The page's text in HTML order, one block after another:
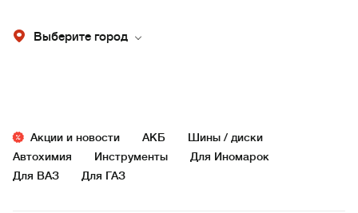
Выберите город
Акции и новости АКБ
Шины / диски
Автохимия
Инструменты
Для Иномарок
Для ВАЗ
Для ГАЗ